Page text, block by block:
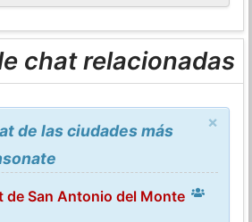
chat relacionadas
×
de las ciudades más
de San Antonio del Monte